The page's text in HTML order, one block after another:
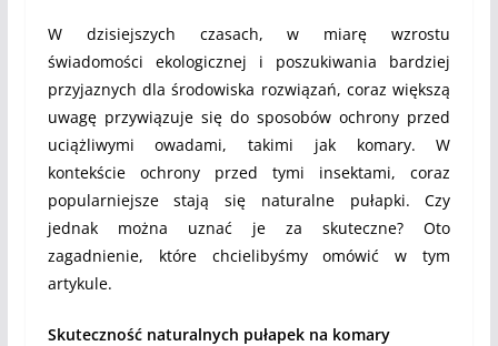
W dzisiejszych czasach, w miarę wzrostu
świadomości ekologicznej i poszukiwania bardziej
przyjaznych dla środowiska rozwiązań, coraz większą
uwagę przywiązuje się do sposobów ochrony przed
uciążliwymi owadami, takimi jak komary. W
kontekście ochrony przed tymi insektami, coraz
popularniejsze stają się naturalne pułapki. Czy
jednak można uznać je za skuteczne? Oto
zagadnienie, które chcielibyśmy omówić w tym
artykule.
Skuteczność naturalnych pułapek na komary